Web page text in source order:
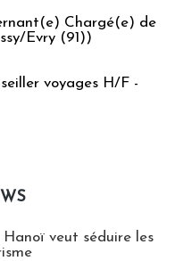
Chargé(e) de
Evry (91))
voyages H/F -
veut séduire les